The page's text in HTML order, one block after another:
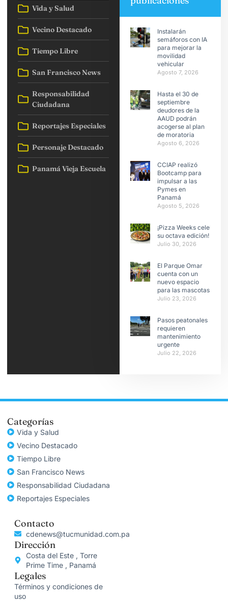
Vida y Salud
Vecino Destacado
Tiempo Libre
San Francisco News
Responsabilidad
Ciudadana
Reportajes Especiales
Personaje Destacado
Panamá Vieja Escuela
Instalarán
semáforos con IA
para mejorar la
movilidad
vehicular
Agosto 7, 2026
Hasta el 30 de
septiembre
deudores de la
AAUD podrán
acogerse al plan
de moratoria
Agosto 6, 2026
CCIAP realizó
Bootcamp para
impulsar a las
Pymes en
Panamá
Agosto 5, 2026
¡Pizza Weeks celebra
su octava edición!
Julio 30, 2026
El Parque Omar
cuenta con un
nuevo espacio
para las mascotas
Julio 23, 2026
Pasos peatonales
requieren
mantenimiento
urgente
Julio 22, 2026
Categorías
Vida y Salud
Vecino Destacado
Tiempo Libre
San Francisco News
Responsabilidad Ciudadana
Reportajes Especiales
Contacto
cdenews@tucmunidad.com.pa
Dirección
Costa del Este , Torre
Prime Time , Panamá
Legales
Términos y condiciones de
uso